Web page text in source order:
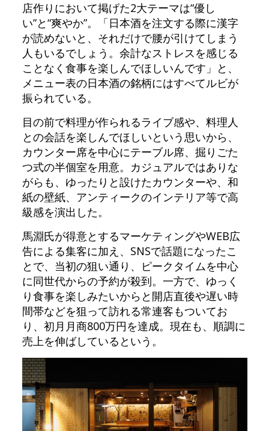
店作りにおいて掲げた2大テーマは“優し
い”と“爽やか”。「日本酒を注文する際に漢字
が読めないと、それだけで腰が引けてしまう
人もいるでしょう。余計なストレスを感じる
ことなく食事を楽しんでほしいんです」と、
メニュー表の日本酒の銘柄にはすべてルビが
振られている。
目の前で料理が作られるライブ感や、料理人
との会話を楽しんでほしいという思いから、
カウンター席を中心にテーブル席、掘りごた
つ式の半個室を用意。カジュアルではありな
がらも、ゆったりと設けたカウンターや、和
紙の壁紙、アンティークのインテリア等で高
級感を演出した。
馬淵氏が得意とするマーケティングやWEB広
告による集客に加え、SNSで話題になったこ
とで、当初の狙い通り、ピークタイムを中心
に同世代からの予約が殺到。一方で、ゆっく
り食事を楽しみたいからと開店直後や遅い時
間帯などを狙って訪れる常連客もついてお
り、初月月商800万円を達成。現在も、順調に
売上を伸ばしているという。